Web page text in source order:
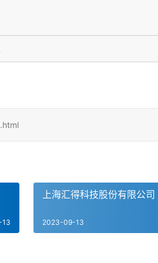
上海汇得科技股份有限公司
2023-09-13